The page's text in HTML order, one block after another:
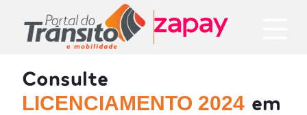
Consulte
LICENCIAMENTO 2024 em